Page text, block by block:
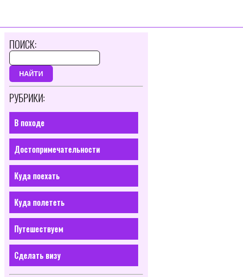
ПОИСК:
НАЙТИ
РУБРИКИ:
В походе
Достопримечательности
Куда поехать
Куда полететь
Путешествуем
Сделать визу